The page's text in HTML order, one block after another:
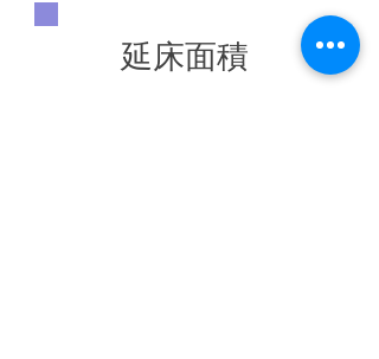
延床面積